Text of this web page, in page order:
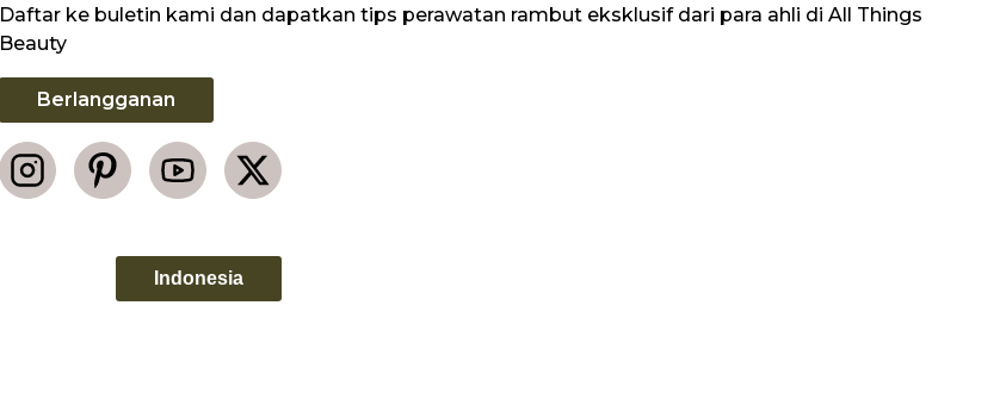
Daftar ke buletin kami dan dapatkan tips perawatan rambut eksklusif dari para ahli di All Things
Beauty
Berlangganan
Indonesia